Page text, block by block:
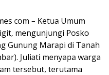
com – Ketua Umum
mengunjungi Posko
Gunung Marapi di Tanah
Juliati menyapa warga
tersebut, terutama